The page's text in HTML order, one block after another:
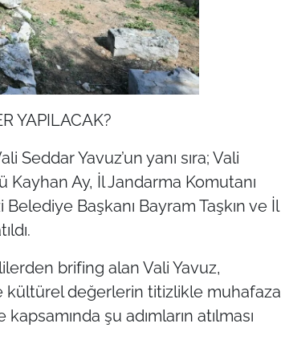
YAPILACAK?
Yavuz’un yanı sıra; Vali
Kayhan Ay, İl Jandarma Komutanı
Başkanı Bayram Taşkın ve İl
brifing alan Vali Yavuz,
kültürel değerlerin titizlikle muhafaza
şu adımların atılması